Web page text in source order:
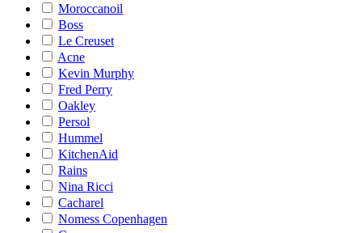
Moroccanoil
Boss
Le Creuset
Acne
Kevin Murphy
Fred Perry
Oakley
Persol
Hummel
KitchenAid
Rains
Nina Ricci
Cacharel
Nomess Copenhagen